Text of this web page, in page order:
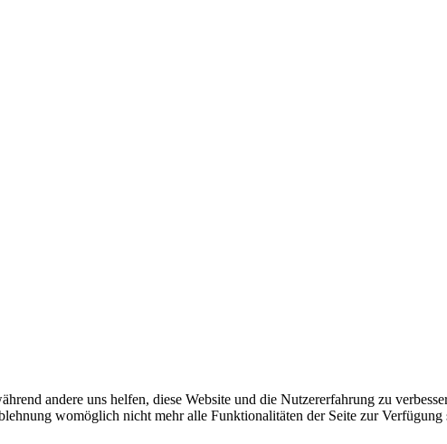
andere uns helfen, diese Website und die Nutzererfahrung zu
womöglich nicht mehr alle Funktionalitäten der Seite zur Verfügung